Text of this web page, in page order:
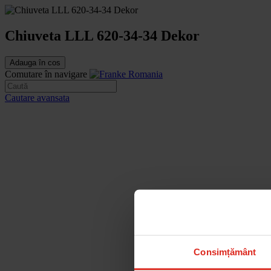
Consimțământ
Chiuveta LLL 620-34-34 Dekor
Adauga în cos
Comutare în navigare
Cautare avansata